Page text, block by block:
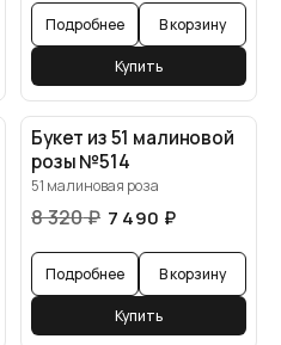
Подробнее В корзину
Купить
Букет из 51 малиновой
розы №514
51 малиновая роза
8 320₽ 7 490 ₽
Подробнее В корзину
Купить